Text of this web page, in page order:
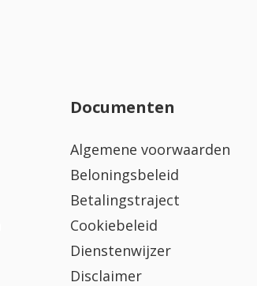
Documenten
Algemene voorwaarden
Beloningsbeleid
Betalingstraject
Cookiebeleid
Dienstenwijzer
Disclaimer